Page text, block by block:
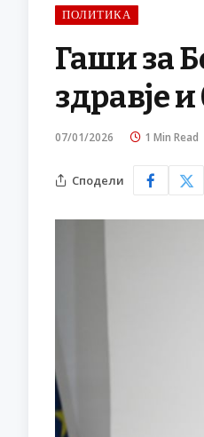
ПОЛИТИКА
Гаши за
здравје и
07/01/2026 1 Min Read
Сподели